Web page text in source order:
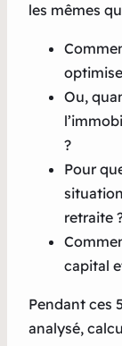
les mêmes
Ou,
?
Pour
retraite
capital
Pendant ces
analysé,